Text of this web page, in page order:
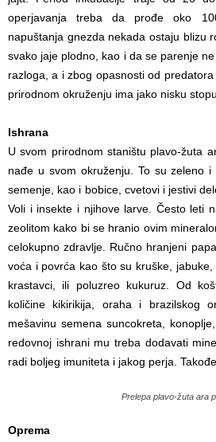
operjavanja treba da prođe oko
napuštanja gnezda nekada ostaju blizu
svako jaje plodno, kao i da se parenje
razloga, a i zbog opasnosti od
prirodnom okruženju ima jako nisku
Ishrana
U svom prirodnom staništu plavo-žuta
nađe u svom okruženju. To su zeleno i
semenje, kao i bobice, cvetovi i jestivi
Voli i insekte i njihove larve. Često leti
zeolitom kako bi se hranio ovim
celokupno zdravlje. Ručno hranjeni
voća i povrća kao što su kruške, jabuke,
krastavci, ili poluzreo kukuruz. Od
količine kikirikija, oraha i brazilskog
mešavinu semena suncokreta,
redovnoj ishrani mu treba dodavati
radi boljeg imuniteta i jakog perja.
Prelepa plavo-žuta ara
Oprema